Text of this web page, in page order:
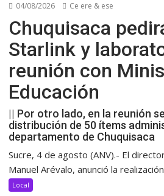
04/08/2026 Ce ere & ese
Chuquisaca
Starlink y
reunión con
Educación
|| Por otro lado, en la reunión
distribución de 50 ítems
departamento de Chuquisaca
Sucre, 4 de agosto (ANV).- El
Manuel Arévalo, anunció la
Local